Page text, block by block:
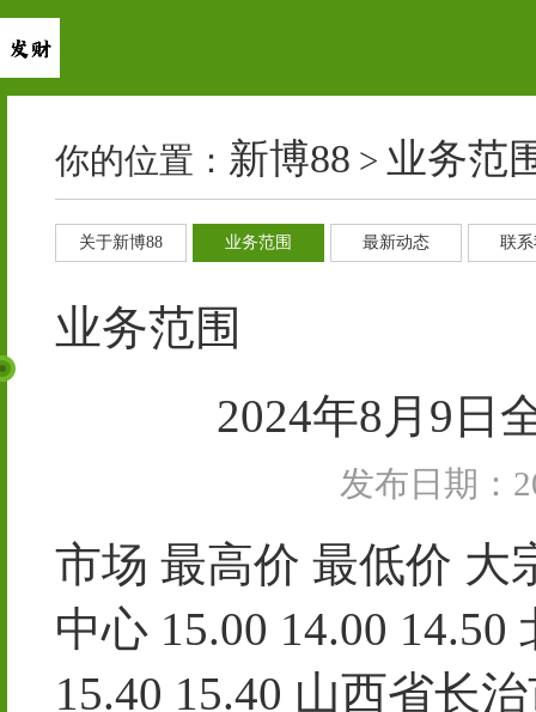
你的位置： 新博88 > 业务范
关于新博88 业务范围 最新动态 联
业务范围
2024年8月9日
发布日期：
市场 最高价 最低价 大
中心 15.00 14.00
15.40 15.40 山西省长